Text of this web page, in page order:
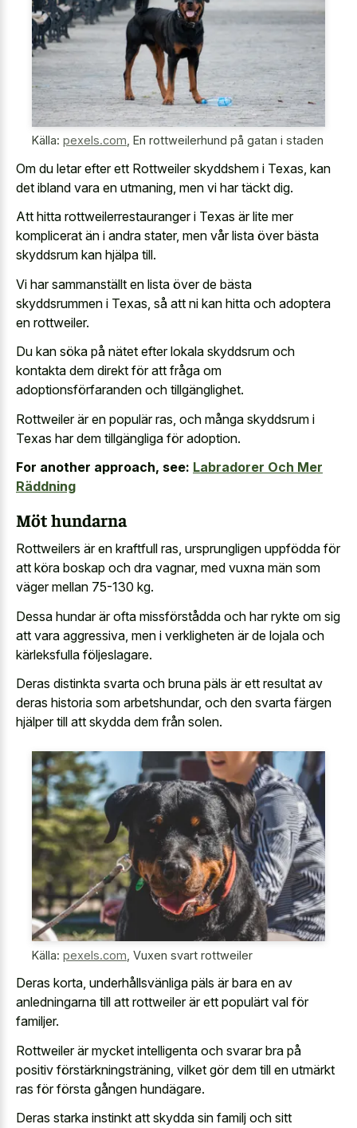
Källa: pexels.com En rottweilerhund på gatan i staden
Om du letar efter ett Rottweiler skyddshem i Texas, kan
det ibland vara en utmaning, men vi har täckt dig.
Att hitta rottweilerrestauranger i Texas är lite mer
komplicerat än i andra stater, men vår lista över bästa
skyddsrum kan hjälpa till.
Vi har sammanställt en lista över de bästa
skyddsrummen i Texas, så att ni kan hitta och adoptera
en rottweiler.
Du kan söka på nätet efter lokala skyddsrum och
kontakta dem direkt för att fråga om
adoptionsförfaranden och tillgänglighet.
Rottweiler är en populär ras, och många skyddsrum i
Texas har dem tillgängliga för adoption.
For another approach, see: Labradorer Och Mer
Räddning
Möt hundarna
Rottweilers är en kraftfull ras, ursprungligen uppfödda för
att köra boskap och dra vagnar, med vuxna män som
väger mellan 75-130 kg.
Dessa hundar är ofta missförstådda och har rykte om sig
att vara aggressiva, men i verkligheten är de lojala och
kärleksfulla följeslagare.
Deras distinkta svarta och bruna päls är ett resultat av
deras historia som arbetshundar, och den svarta färgen
hjälper till att skydda dem från solen.
Källa: pexels.com Vuxen svart rottweiler
Deras korta, underhållsvänliga päls är bara en av
anledningarna till att rottweiler är ett populärt val för
familjer.
Rottweiler är mycket intelligenta och svarar bra på
positiv förstärkningsträning, vilket gör dem till en utmärkt
ras för första gången hundägare.
Deras starka instinkt att skydda sin familj och sitt